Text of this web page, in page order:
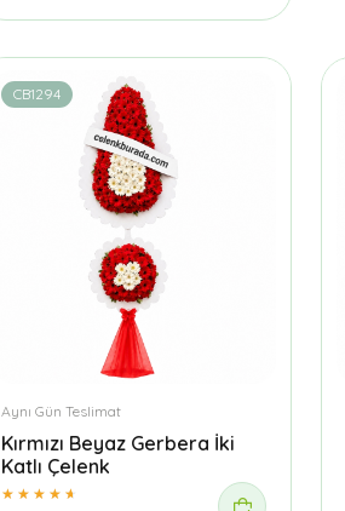
CB1294
Aynı Gün Teslimat
Kırmızı Beyaz Gerbera İki
Katlı Çelenk